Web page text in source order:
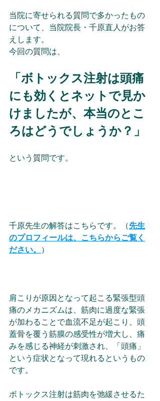
当院に寄せられる質問で多かったもの
について、当院院長・千原直人がお答
えします。
今回の質問は、
「ボトックス注射は頭痛
にも効くとネットで見か
けましたが、本当のとこ
ろはどうでしょうか？」
という質問です。
千原先生の解答はこちらです。（先生
のプロフィールは、こちらからご覧く
ださい。
）
肩こりが原因となって起こる緊張型頭
痛のメカニズムは、筋肉に過度な緊張
が加わることで血流不足が起こり、頭
蓋骨を覆う筋膜の感受性が増大し、痛
みを感じる神経が刺激され、「頭痛」
という症状となって現れるというもの
です。
ボトックス注射は筋肉を弛緩させるた